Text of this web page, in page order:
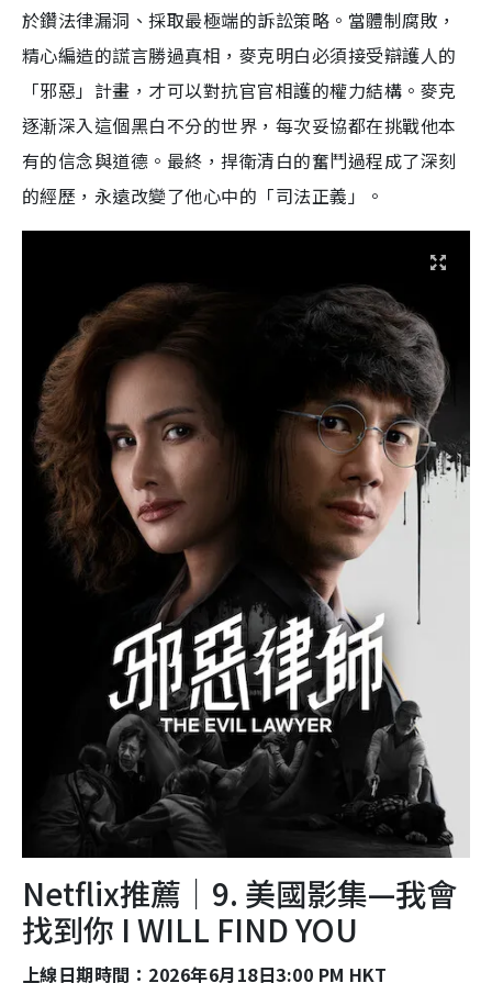
於鑽法律漏洞、採取最極端的訴訟策略。當體制腐敗，
精心編造的謊言勝過真相，麥克明白必須接受辯護人的
「邪惡」計畫，才可以對抗官官相護的權力結構。麥克
逐漸深入這個黑白不分的世界，每次妥協都在挑戰他本
有的信念與道德。最終，捍衛清白的奮鬥過程成了深刻
的經歷，永遠改變了他心中的「司法正義」。
Netflix推薦｜9. 美國影集—我會
找到你 I WILL FIND YOU
上線日期時間：2026年6月18日3:00 PM HKT